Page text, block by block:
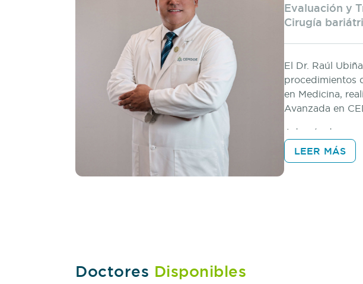
Evaluación y
Cirugía
El Dr. Raúl
procedimientos
en Medicina,
Avanzada en
Además de su
como INTEC,
Quirúrgico en el
LEER MÁS
Doctores Disponibles